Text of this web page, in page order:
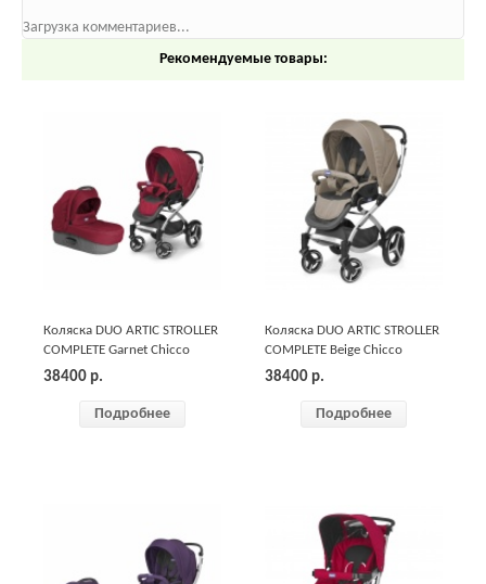
Загрузка комментариев...
Рекомендуемые товары:
Коляска DUO ARTIC STROLLER
COMPLETE Garnet Chicco
38400 р.
Подробнее
Коляска DUO ARTIC STROLLER
COMPLETE Beige Chicco
38400 р.
Подробнее